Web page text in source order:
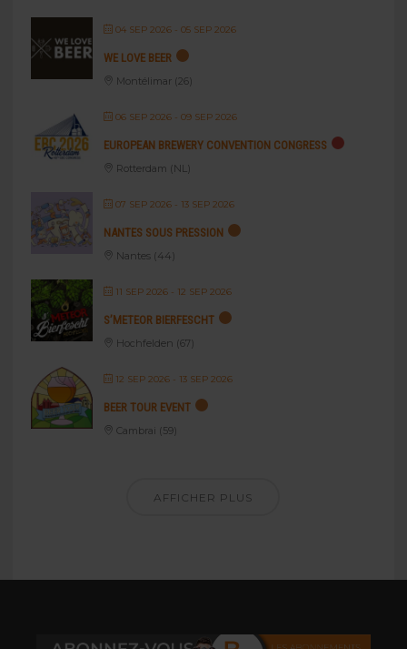
04 SEP 2026- 05 SEP 2026
WE LOVE BEER
Montélimar (26)
06 SEP 2026- 09 SEP 2026
EUROPEAN BREWERY CONVENTION CONGRESS
Rotterdam (NL)
07 SEP 2026- 13 SEP 2026
NANTES SOUS PRESSION
Nantes (44)
11 SEP 2026- 12 SEP 2026
S’METEOR BIERFESCHT
Hochfelden (67)
12 SEP 2026- 13 SEP 2026
BEER TOUR EVENT
Cambrai (59)
AFFICHER PLUS